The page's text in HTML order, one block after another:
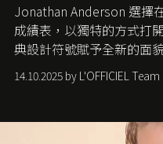
Jonathan Anderson 選擇
成績表，以獨特的方式打
典設計符號賦予全新的面
Anderson 的 Dior 時代。
14.10.2025 by L'OFFICIEL Team